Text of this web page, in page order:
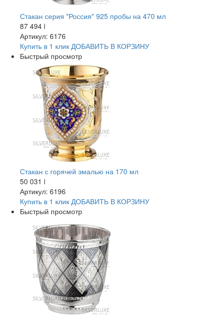
Стакан серия "Россия" 925 пробы на 470 мл
87 494 i
Артикул: 6176
Купить в 1 клик ДОБАВИТЬ В КОРЗИНУ
Быстрый просмотр
Стакан с горячей эмалью на 170 мл
50 031 i
Артикул: 6196
Купить в 1 клик ДОБАВИТЬ В КОРЗИНУ
Быстрый просмотр